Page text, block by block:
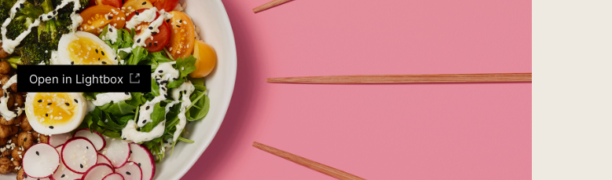
Open in Lightbox